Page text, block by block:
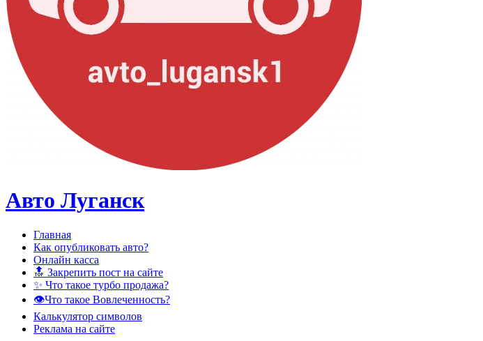
Авто Луганск
Главная
Как опубликовать авто?
Онлайн касса
🔝 Закрепить пост на сайте
✨ Что такое турбо продажа?
👁️Что такое Вовлеченность?
Калькулятор символов
Реклама на сайте